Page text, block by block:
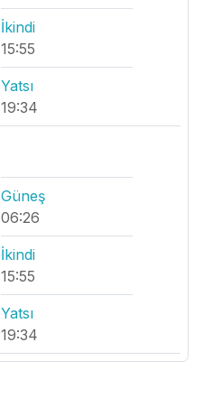
İkindi
15:55
Yatsı
19:34
Güneş
06:26
İkindi
15:55
Yatsı
19:34